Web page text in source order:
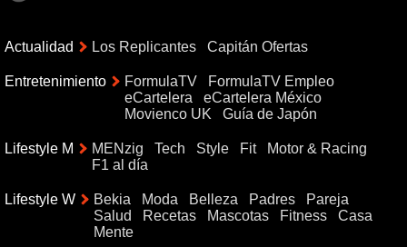
Actualidad Los Replicantes Capitán Ofertas
Entretenimiento FormulaTV
FormulaTV Empleo
eCartelera
eCartelera México
Movienco UK
Guía de Japón
Lifestyle M MENzig Tech Style Fit
Motor & Racing
F1 al día
Lifestyle W Bekia Moda Belleza Padres
Pareja
Salud
Recetas Mascotas Fitness
Casa
Mente